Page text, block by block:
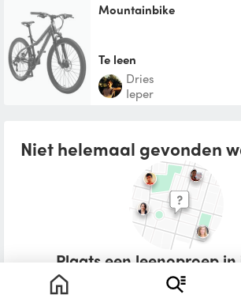
Mountainbike
Te leen
Dries
Ieper
Niet helemaal gevonden
Plaats een leenoproep
Wat zou je willen lenen?